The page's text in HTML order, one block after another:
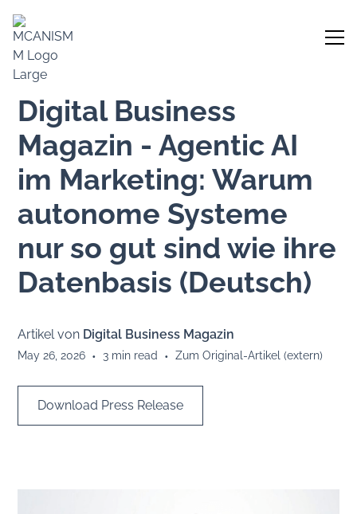
Digital Business
Magazin - Agentic AI
im Marketing: Warum
autonome Systeme
nur so gut sind wie ihre
Datenbasis (Deutsch)
Artikel von Digital Business Magazin
May 26, 2026 • 3 min read • Zum Original-Artikel (extern)
Download Press Release